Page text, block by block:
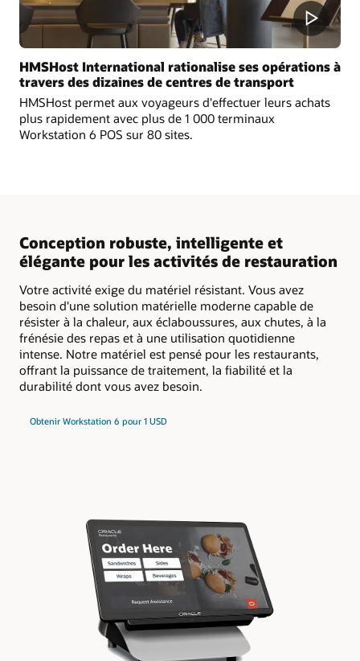
HMSHost International rationalise ses opérations à
travers des dizaines de centres de transport
HMSHost permet aux voyageurs d'effectuer leurs achats
plus rapidement avec plus de 1 000 terminaux
Workstation 6 POS sur 80 sites.
Conception robuste, intelligente et
élégante pour les activités de restauration
Votre activité exige du matériel résistant. Vous avez
besoin d'une solution matérielle moderne capable de
résister à la chaleur, aux éclaboussures, aux chutes, à la
frénésie des repas et à une utilisation quotidienne
intense. Notre matériel est pensé pour les restaurants,
offrant la puissance de traitement, la fiabilité et la
durabilité dont vous avez besoin.
Obtenir Workstation 6 pour 1 USD